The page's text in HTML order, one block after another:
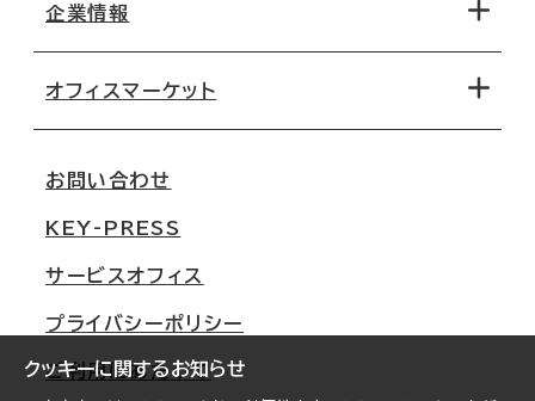
クッキーに関するお知らせ
地図から探す
路線・駅から探す
移転コストシミュレーション
移転スケジュール
オフィス移転Q&A
企業情報
オフィスマーケット
大阪
名古屋
札幌
仙台
お問い合わせ
KEY-PRESS
サービスオフィス
プライバシーポリシー
ご利用にあたって